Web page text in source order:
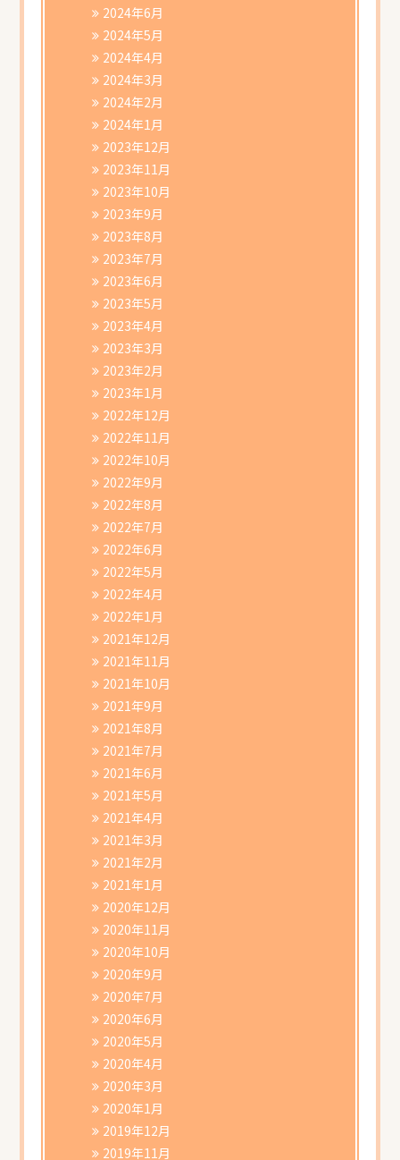
2024年6月
2024年5月
2024年4月
2024年3月
2024年2月
2024年1月
2023年12月
2023年11月
2023年10月
2023年9月
2023年8月
2023年7月
2023年6月
2023年5月
2023年4月
2023年3月
2023年2月
2023年1月
2022年12月
2022年11月
2022年10月
2022年9月
2022年8月
2022年7月
2022年6月
2022年5月
2022年4月
2022年1月
2021年12月
2021年11月
2021年10月
2021年9月
2021年8月
2021年7月
2021年6月
2021年5月
2021年4月
2021年3月
2021年2月
2021年1月
2020年12月
2020年11月
2020年10月
2020年9月
2020年7月
2020年6月
2020年5月
2020年4月
2020年3月
2020年1月
2019年12月
2019年11月